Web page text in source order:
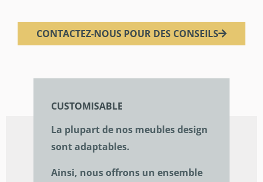
CUSTOMISABLE
La plupart de nos meubles design
sont adaptables.
Ainsi, nous offrons un ensemble
CONTACTEZ-NOUS POUR DES CONSEILS